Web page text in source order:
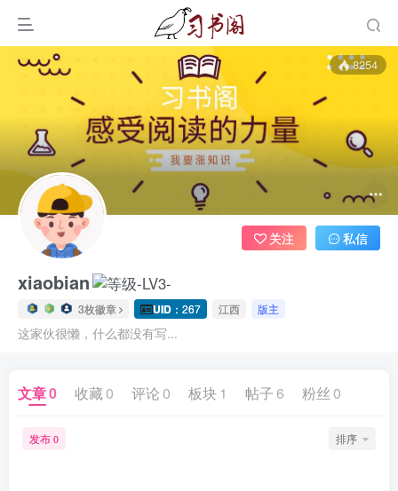
8254
xiaobian
3枚徽章 UID ：267 江西 版主
这家伙很懒，什么都没有写...
关注 私信
文章0 收藏 0 评论 0 板块 1 帖子 6 粉丝 0
发布 0 排序